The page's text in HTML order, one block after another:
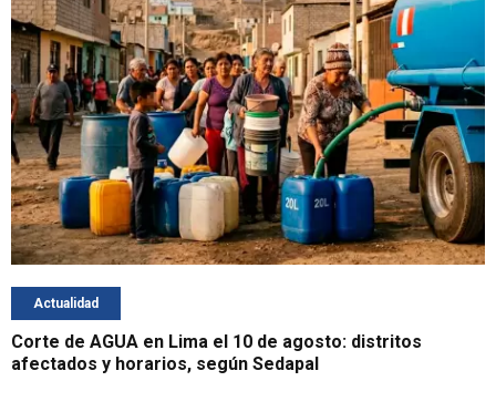
Actualidad
Corte de AGUA en Lima el 10 de agosto: distritos
afectados y horarios, según Sedapal